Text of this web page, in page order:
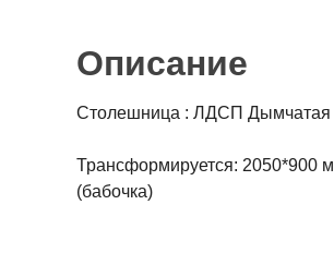
Описание
Столешница : ЛДСП Дымчатая
Трансформируется: 2050*900
(бабочка)